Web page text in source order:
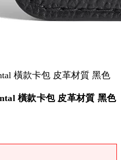
橫款卡包 皮革材質 黑色